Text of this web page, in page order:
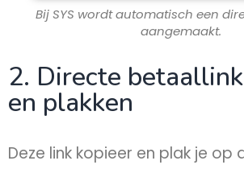
Bij SYS wordt automatisch een
aangemaakt.
2. Directe
en plakken
Deze link kopieer en plak je op